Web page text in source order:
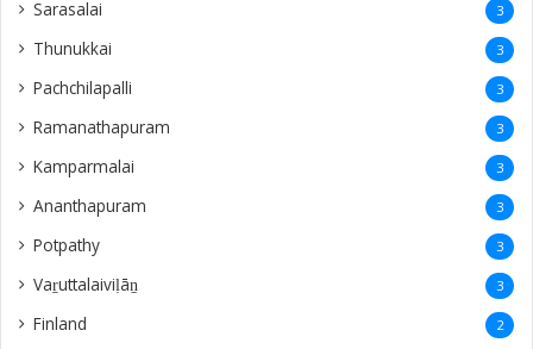
Sarasalai 3
Thunukkai 3
Pachchilapalli 3
Ramanathapuram 3
Kamparmalai 3
Ananthapuram 3
‎Potpathy 3
Vaṟuttalaiviḷāṉ 3
Finland 2